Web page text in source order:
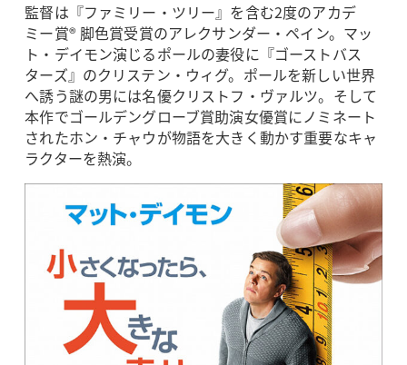
監督は『ファミリー・ツリー』を含む2度のアカデ
ミー賞® 脚色賞受賞のアレクサンダー・ペイン。マッ
ト・デイモン演じるポールの妻役に『ゴーストバス
ターズ』のクリステン・ウィグ。ポールを新しい世界
へ誘う謎の男には名優クリストフ・ヴァルツ。そして
本作でゴールデングローブ賞助演女優賞にノミネート
されたホン・チャウが物語を大きく動かす重要なキャ
ラクターを熱演。